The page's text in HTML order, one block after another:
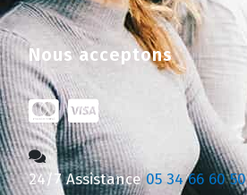
Nous acceptons
24/7 Assistance 05 34 66 60 50